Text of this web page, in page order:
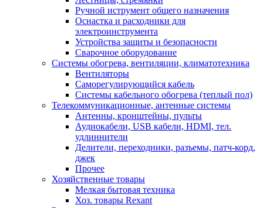
Ручной иструмент общего назначения
Оснастка и расходники для
электроинструмента
Устройства защиты и безопасности
Сварочное оборудование
Системы обогрева, вентиляции, климатотехника
Вентиляторы
Саморегулирующийся кабель
Системы кабельного обогрева (теплый пол)
Телекоммуникационные, антенные системы
Антенны, кронштейны, пульты
Аудиокабели, USB кабели, HDMI, тел.
удлиннители
Делители, переходники, разъемы, патч-корд,
джек
Прочее
Хозяйственные товары
Мелкая бытовая техника
Хоз. товары Rexant